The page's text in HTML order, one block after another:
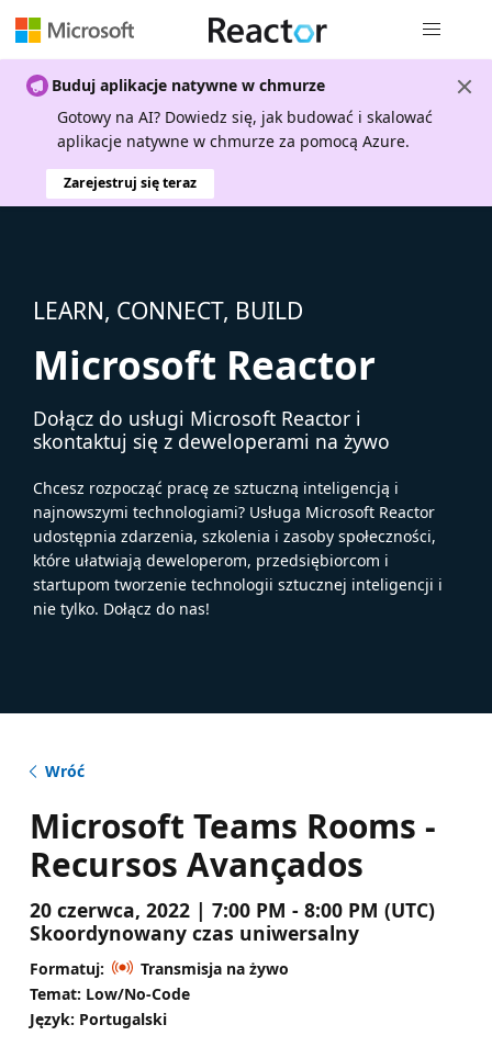
Buduj aplikacje natywne w chmurze
Gotowy na AI? Dowiedz się, jak budować i skalować
aplikacje natywne w chmurze za pomocą Azure.
Zarejestruj się teraz
LEARN, CONNECT, BUILD
Microsoft Reactor
Dołącz do usługi Microsoft Reactor i
skontaktuj się z deweloperami na żywo
Chcesz rozpocząć pracę ze sztuczną inteligencją i
najnowszymi technologiami? Usługa Microsoft Reactor
udostępnia zdarzenia, szkolenia i zasoby społeczności,
które ułatwiają deweloperom, przedsiębiorcom i
startupom tworzenie technologii sztucznej inteligencji i
nie tylko. Dołącz do nas!
Wróć
Microsoft Teams Rooms -
Recursos Avançados
20 czerwca, 2022 | 7:00 PM - 8:00 PM (UTC)
Skoordynowany czas uniwersalny
Formatuj:
Transmisja na żywo
Temat: Low/No-Code
Język: Portugalski